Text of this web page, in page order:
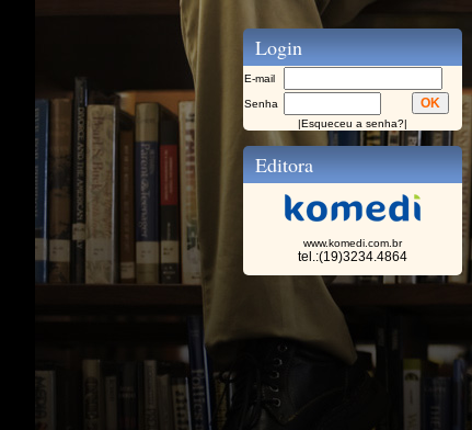
Login
E-mail
Senha
|Esqueceu a senha?|
Editora
www.komedi.com.br
tel.:(19)3234.4864